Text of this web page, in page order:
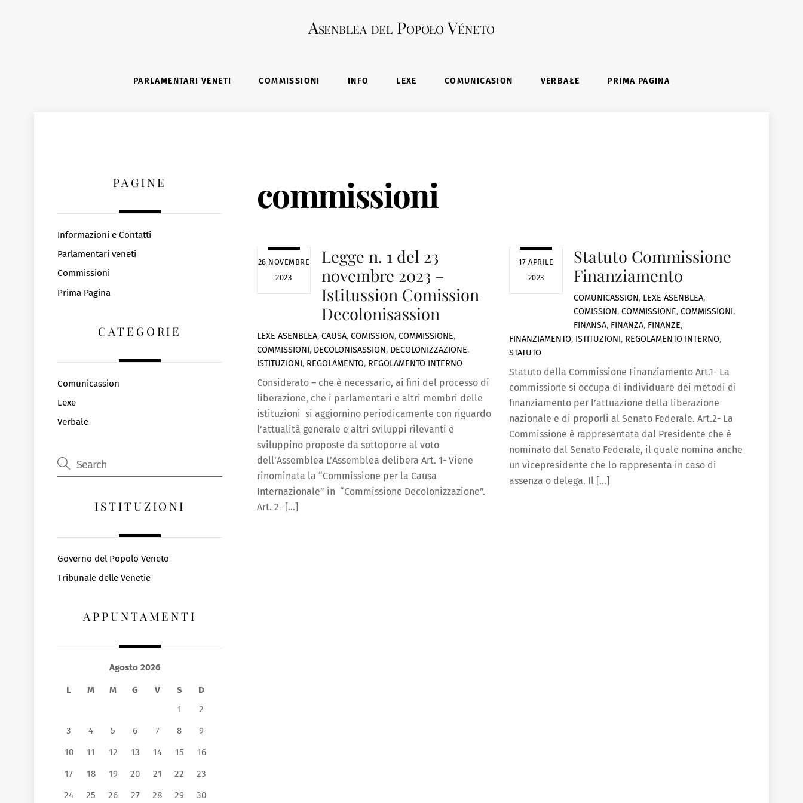
Asenblea del Popoło Véneto
PARLAMENTARI VENETI COMMISSIONI INFO LEXE COMUNICASION VERBAŁE PRIMA PAGINA
commissioni
28 NOVEMBRE
2023
Legge n. 1 del 23
novembre 2023 –
Istitussion Comission
Decolonisassion
LEXE ASENBLEA, CAUSA, COMISSION, COMMISSIONE,
COMMISSIONI, DECOLONISASSION, DECOLONIZZAZIONE,
ISTITUZIONI, REGOLAMENTO, REGOLAMENTO INTERNO
Considerato – che è necessario, ai fini del processo di
liberazione, che i parlamentari e altri membri delle
istituzioni si aggiornino periodicamente con riguardo
l’attualità generale e altri sviluppi rilevanti e
sviluppino proposte da sottoporre al voto
dell’Assemblea L’Assemblea delibera Art. 1- Viene
rinominata la “Commissione per la Causa
Internazionale” in “Commissione Decolonizzazione”.
Art. 2- […]
17 APRILE
2023
Statuto Commissione
Finanziamento
COMUNICASSION, LEXE ASENBLEA,
COMISSION, COMMISSIONE, COMMISSIONI,
FINANSA, FINANZA, FINANZE,
FINANZIAMENTO, ISTITUZIONI, REGOLAMENTO INTERNO,
STATUTO
Statuto della Commissione Finanziamento Art.1- La
commissione si occupa di individuare dei metodi di
finanziamento per l’attuazione della liberazione
nazionale e di proporli al Senato Federale. Art.2- La
Commissione è rappresentata dal Presidente che è
nominato dal Senato Federale, il quale nomina anche
un vicepresidente che lo rappresenta in caso di
assenza o delega. Il […]
PAGINE
Informazioni e Contatti
Parlamentari veneti
Commissioni
Prima Pagina
CATEGORIE
Comunicassion
Lexe
Verbałe
ISTITUZIONI
Governo del Popolo Veneto
Tribunale delle Venetie
APPUNTAMENTI
Agosto 2026
L M M G V S
D
1
2
3
4 5 6 7 8
9
10
11 12 13 14 15
16
17
18 19 20 21 22
23
24
25 26 27 28 29 30